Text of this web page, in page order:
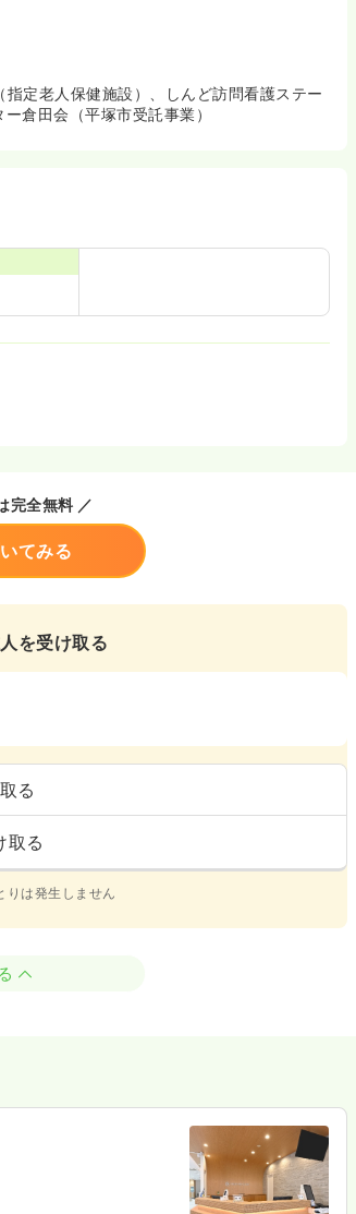
定老人保健施設）、しんど訪問看護ステー
倉田会（平塚市受託事業）
完全無料 ／
てみる
を受け取る
る
取る
りは発生しません